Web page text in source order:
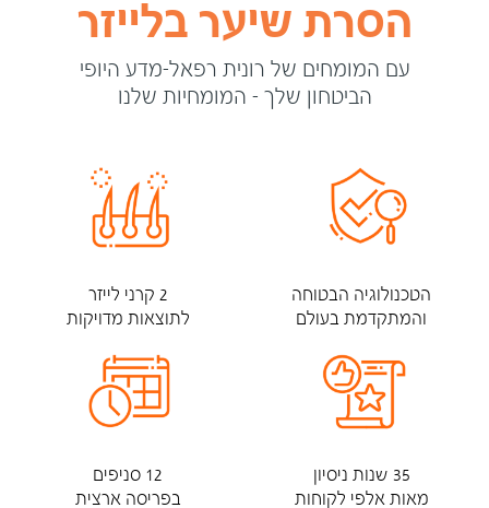
הסרת שיער בלייזר
עם המומחים של רונית רפאל-מדע היופי
הביטחון שלך - המומחיות שלנו
הטכנולוגיה הבטוחה
והמתקדמת בעולם
2 קרני לייזר
לתוצאות מדויקות
35 שנות ניסיון
מאות אלפי לקוחות
12 סניפים
בפריסה ארצית